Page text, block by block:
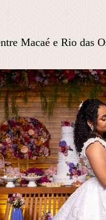
Macaé e Rio das